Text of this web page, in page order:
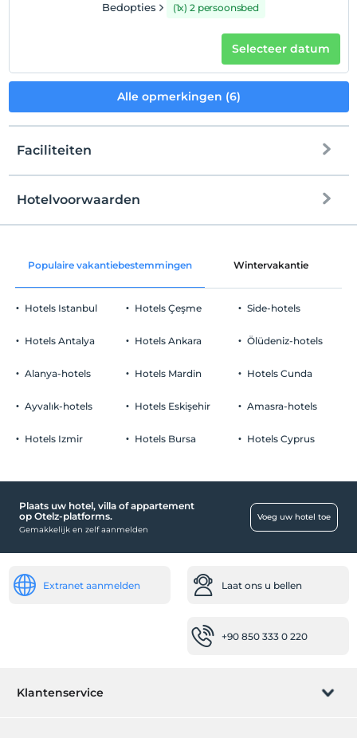
Bedopties (1x) 2 persoonsbed
Selecteer datum
Alle opmerkingen (6)
Faciliteiten
Gemeenschappelijke ruimtes en alle
Parkeerplaats
Vrij Priveparkeren
Openbare plaatsen
Lift
babybedje
Dagelijkse schoonmaakservice
Hotelvoorwaarden
Check in
Uitchecken
Voor 12:00
huisdier
Baby's jonger dan 2 worden niet in rekening gebracht
Populaire vakantiebestemmingen Wintervakantie
Hotels Istanbul
Hotels Antalya
Alanya-hotels
Ayvalık-hotels
Hotels Izmir
Hotels Çeşme
Hotels Ankara
Hotels Mardin
Hotels Eskişehir
Hotels Bursa
Side-hotels
Ölüdeniz-hotels
Hotels Cunda
Amasra-hotels
Hotels Cyprus
Plaats uw hotel, villa of appartement
op Otelz-platforms.
Gemakkelijk en zelf aanmelden
Voeg uw hotel toe
Extranet aanmelden Laat ons u bellen
+90 850 333 0 220
Klantenservice